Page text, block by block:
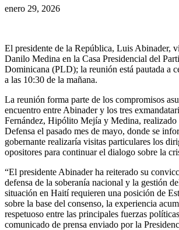
enero 29, 2026
El presidente de la República, Luis Abinader,
Danilo Medina en la Casa Presidencial del
Dominicana (PLD); la reunión está pautada a
a las 10:30 de la mañana.
La reunión forma parte de los compromisos
encuentro entre Abinader y los tres
Fernández, Hipólito Mejía y Medina,
Defensa el pasado mes de mayo, donde se
gobernante realizaría visitas particulares los
opositores para continuar el dialogo sobre la
“El presidente Abinader ha reiterado su
defensa de la soberanía nacional y la gestión
situación en Haití requieren una posición de
sobre la base del consenso, la experiencia
respetuoso entre las principales fuerzas
comunicado de prensa enviado por la